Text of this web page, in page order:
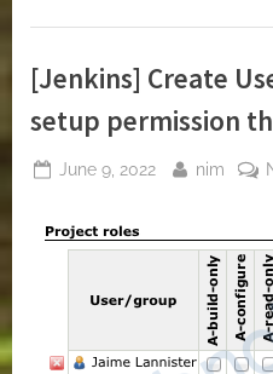
[Jenkins] Create
setup permission
Posted
June 9, 2022 By
nim